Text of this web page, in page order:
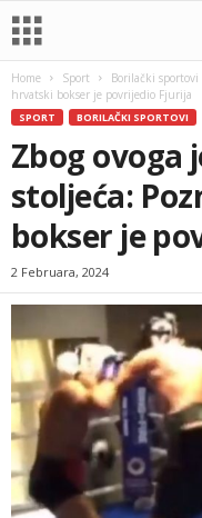
Home Sport Borilački sportovi
hrvatski bokser je povrijedio Fjurija
SPORT BORILAČKI SPORTOVI
Zbog ovoga
stoljeća:
bokser je
2 Februara, 2024